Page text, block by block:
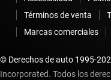
Términos de venta
Marcas comerciales
© Derechos de auto 1995-
Incorporated. Todos los